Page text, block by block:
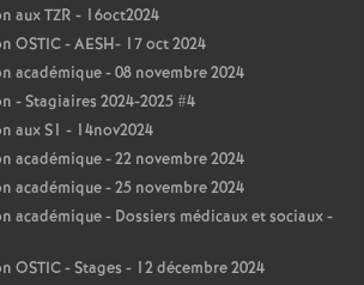
aux TZR - 16oct2024
OSTIC - AESH- 17 oct 2024
académique - 08 novembre 2024
- Stagiaires 2024-2025 #4
aux S1 - 14nov2024
académique - 22 novembre 2024
académique - 25 novembre 2024
académique - Dossiers médicaux et sociaux -
OSTIC - Stages - 12 décembre 2024